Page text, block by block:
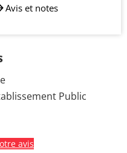
Avis et notes
Public
avis